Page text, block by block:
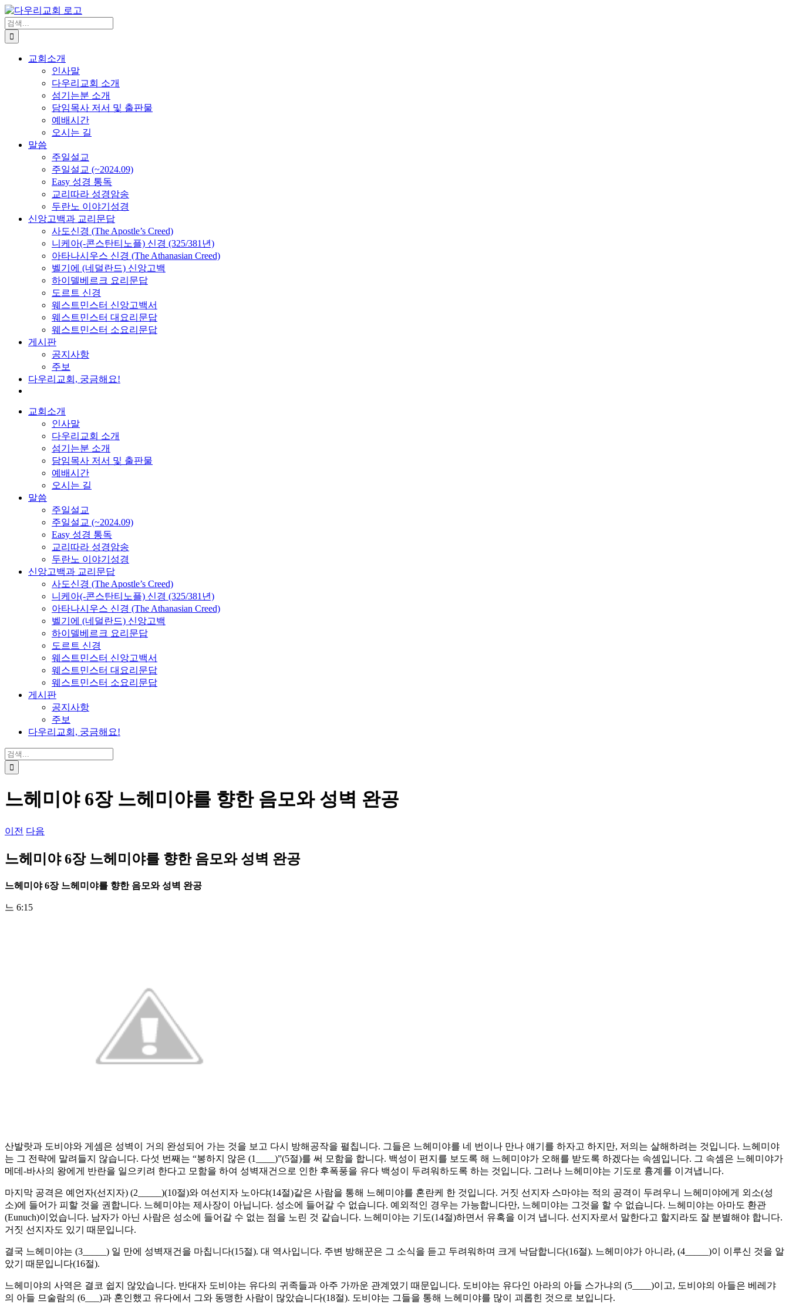
Skip
to
content
검
색
...
교회소개
인사말
다우리교회 소개
섬기는분 소개
담임목사 저서 및 출판물
예배시간
오시는 길
말씀
주일설교
주일설교 (~2024.09)
Easy 성경 통독
교리따라 성경암송
두란노 이야기성경
신앙고백과 교리문답
사도신경 (The Apostle’s Creed)
니케아(-콘스탄티노플) 신경 (325/381년)
아타나시우스 신경 (The Athanasian Creed)
벨기에 (네덜란드) 신앙고백
하이델베르크 요리문답
도르트 신경
웨스트민스터 신앙고백서
웨스트민스터 대요리문답
웨스트민스터 소요리문답
게시판
공지사항
주보
다우리교회, 궁금해요!
교회소개
인사말
다우리교회 소개
섬기는분 소개
담임목사 저서 및 출판물
예배시간
오시는 길
말씀
주일설교
주일설교 (~2024.09)
Easy 성경 통독
교리따라 성경암송
두란노 이야기성경
신앙고백과 교리문답
사도신경 (The Apostle’s Creed)
니케아(-콘스탄티노플) 신경 (325/381년)
아타나시우스 신경 (The Athanasian Creed)
벨기에 (네덜란드) 신앙고백
하이델베르크 요리문답
도르트 신경
웨스트민스터 신앙고백서
웨스트민스터 대요리문답
웨스트민스터 소요리문답
게시판
공지사항
주보
다우리교회, 궁금해요!
검
색
...
느헤미야 6장 느헤미야를 향한 음모와 성벽 완공
이전 다음
느헤미야 6장 느헤미야를 향한 음모와 성벽 완공
느헤미야6장 느헤미야를 향한 음모와 성벽 완공
느 6:15
산발랏과 도비야와 게셈은 성벽이 거의 완성되어 가는 것을 보고 다시 방해공작을 펼칩니다. 그들은 느헤미야를 네 번이나 만나 얘기를 하자고 하지만, 저의는 살해하려는 것입니다. 느헤미야
는 그 전략에 말려들지 않습니다. 다섯 번째는 “봉하지 않은 (1____)”(5절)를 써 모함을 합니다. 백성이 편지를 보도록 해 느헤미야가 오해를 받도록 하겠다는 속셈입니다. 그 속셈은 느헤미야가
메데-바사의 왕에게 반란을 일으키려 한다고 모함을 하여 성벽재건으로 인한 후폭풍을 유다 백성이 두려워하도록 하는 것입니다. 그러나 느헤미야는 기도로 흉계를 이겨냅니다.
마지막 공격은 예언자(선지자) (2_____)(10절)와 여선지자 노아댜(14절)같은 사람을 통해 느헤미야를 혼란케 한 것입니다. 거짓 선지자 스마야는 적의 공격이 두려우니 느헤미야에게 외소(성
소)에 들어가 피할 것을 권합니다. 느헤미야는 제사장이 아닙니다. 성소에 들어갈 수 없습니다. 예외적인 경우는 가능합니다만, 느헤미야는 그것을 할 수 없습니다. 느헤미야는 아마도 환관
(Eunuch)이었습니다. 남자가 아닌 사람은 성소에 들어갈 수 없는 점을 노린 것 같습니다. 느헤미야는 기도(14절)하면서 유혹을 이겨 냅니다. 선지자로서 말한다고 할지라도 잘 분별해야 합니다.
거짓 선지자도 있기 때문입니다.
결국 느헤미야는 (3_____) 일 만에 성벽재건을 마칩니다(15절). 대 역사입니다. 주변 방해꾼은 그 소식을 듣고 두려워하며 크게 낙담합니다(16절). 느헤미야가 아니라, (4_____)이 이루신 것을 알
았기 때문입니다(16절).
느헤미야의 사역은 결코 쉽지 않았습니다. 반대자 도비야는 유다의 귀족들과 아주 가까운 관계였기 때문입니다. 도비야는 유다인 아라의 아들 스가냐의 (5____)이고, 도비야의 아들은 베레갸
의 아들 므술람의 (6___)과 혼인했고 유다에서 그와 동맹한 사람이 많았습니다(18절). 도비야는 그들을 통해 느헤미야를 많이 괴롭힌 것으로 보입니다.